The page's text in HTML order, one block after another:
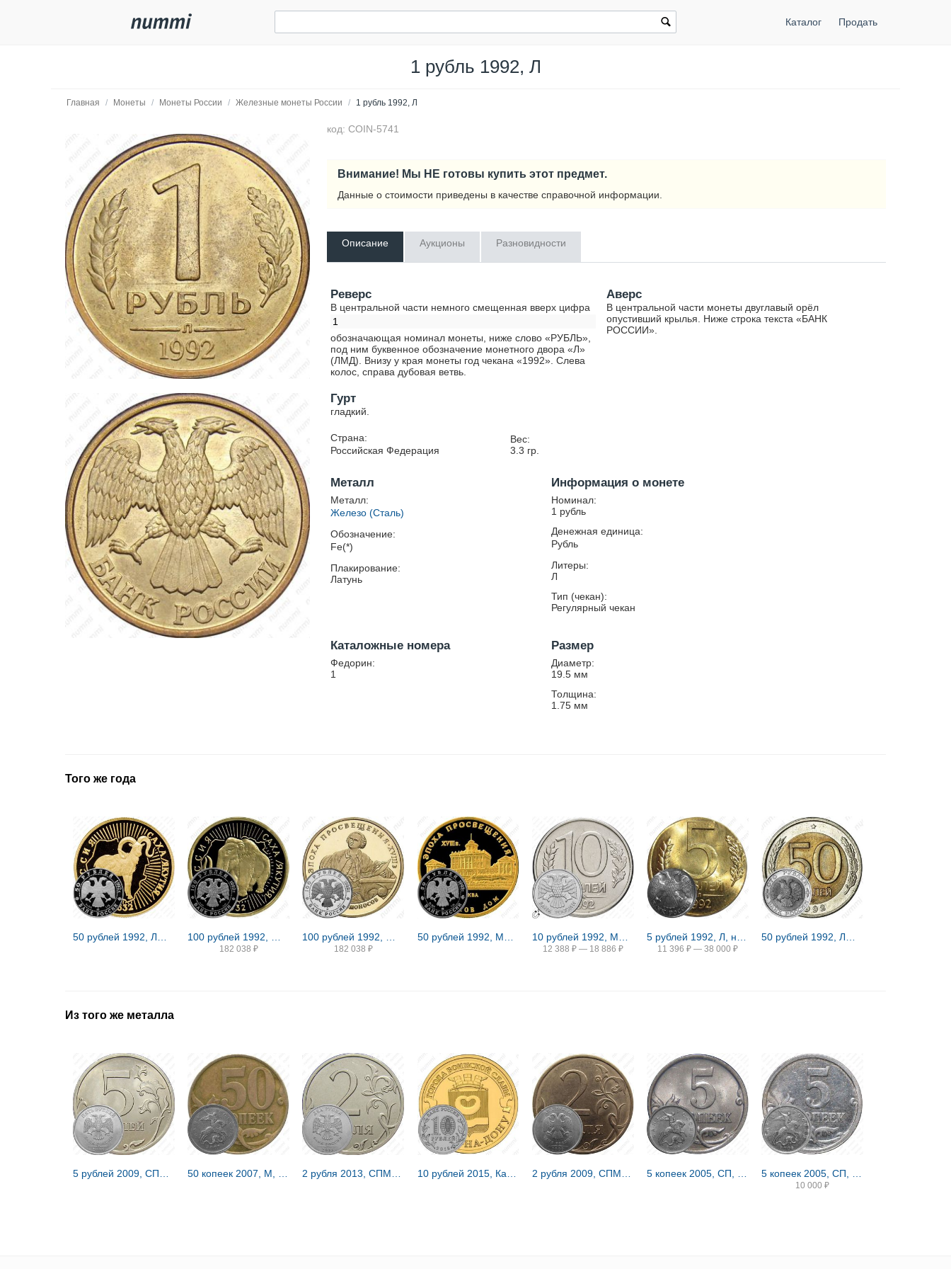
Каталог Продать
1 рубль 1992, Л
Главная / Монеты / Монеты России / Железные монеты России / 1 рубль 1992, Л
код: COIN-5741
Внимание! Мы НЕ готовы купить этот предмет.
Данные о стоимости приведены в качестве справочной информации.
Описание Аукционы Разновидности
Реверс
В центральной части немного смещенная вверх цифра
1
обозначающая номинал монеты, ниже слово «РУБЛЬ»,
под ним буквенное обозначение монетного двора «Л»
(ЛМД). Внизу у края монеты год чекана «1992». Слева
колос, справа дубовая ветвь.
Аверс
В центральной части монеты двуглавый орёл
опустивший крылья. Ниже строка текста «БАНК
РОССИИ».
Гурт
гладкий.
Страна:
Российская Федерация
Вес:
3.3 гр.
Металл
Металл:
Железо (Сталь)
Обозначение:
Fe(*)
Плакирование:
Латунь
Информация о монете
Номинал:
1 рубль
Денежная единица:
Рубль
Литеры:
Л
Тип (чекан):
Регулярный чекан
Каталожные номера
Федорин:
1
Размер
Диаметр:
19.5 мм
Толщина:
1.75 мм
Того же года
182 038 ₽ 182 038 ₽ 12 388 ₽ — 18 886 ₽ 11 396 ₽ — 38 000 ₽
Из того же металла
10 000 ₽